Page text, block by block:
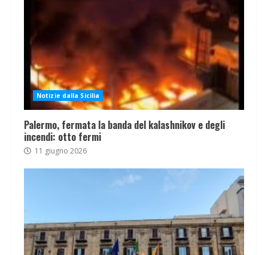
Notizie dalla Sicilia
Palermo, fermata la banda del kalashnikov e degli
incendi: otto fermi
11 giugno 2026